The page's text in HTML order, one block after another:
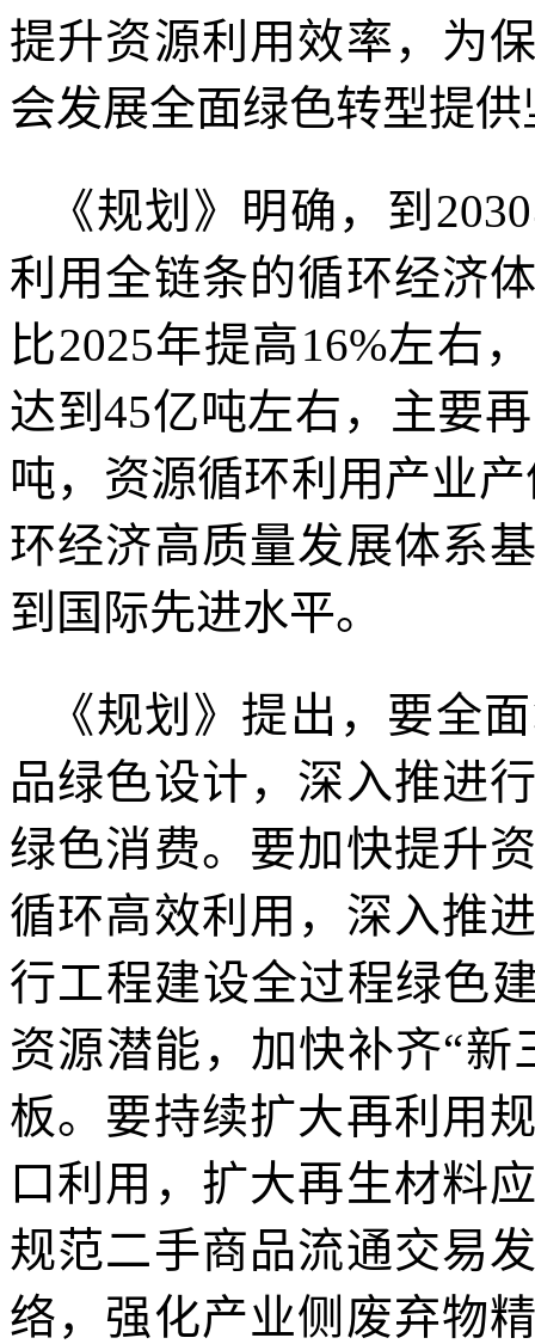
提升资源利用效率，为
会发展全面绿色转型提
《规划》明确，到
利用全链条的循环经济
比2025年提高16%左右
达到45亿吨左右，主要
吨，资源循环利用产业
环经济高质量发展体系
到国际先进水平。
《规划》提出，要全
品绿色设计，深入推进
绿色消费。要加快提升
循环高效利用，深入推
行工程建设全过程绿色
资源潜能，加快补齐“
板。要持续扩大再利用
口利用，扩大再生材料
规范二手商品流通交易
络，强化产业侧废弃物